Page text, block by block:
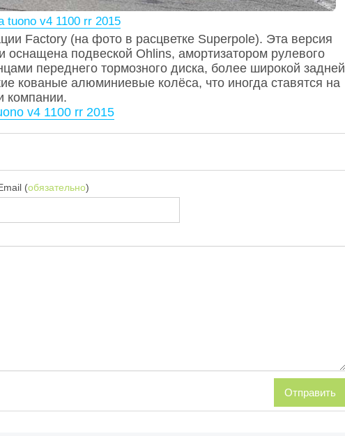
tuono v4 1100 rr 2015
Factory (на фото в расцветке Superpole). Эта версия
подвеской Ohlins, амортизатором рулевого
переднего тормозного диска, более широкой задней
кованые алюминиевые колёса, что иногда ставятся на
компании.
v4 1100 rr 2015
(обязательно)